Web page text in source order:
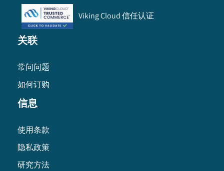
Viking Cloud 信任认证
关联
常问问题
如何订购
信息
使用条款
隐私政策
研究方法